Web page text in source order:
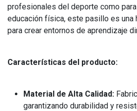
profesionales del deporte como
educación física, este pasillo es una
para crear entornos de aprendizaje
Características del producto:
Material de Alta Calidad:
garantizando durabilidad y